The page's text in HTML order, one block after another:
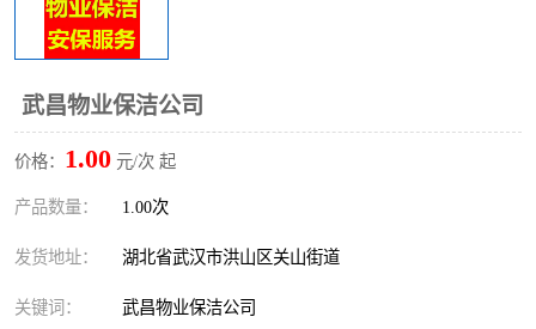
武昌物业保洁公司
价格： 1.00 元/次 起
产品数量： 1.00次
发货地址： 湖北省武汉市洪山区关山街道
关键词： 武昌物业保洁公司